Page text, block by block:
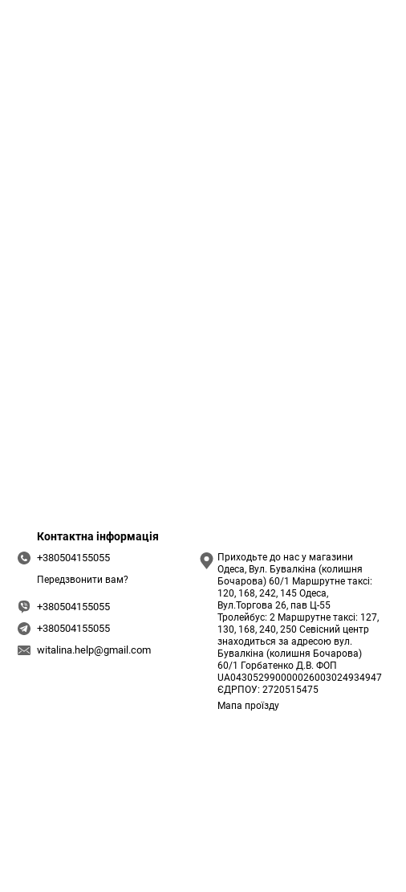
Контактна інформація
+380504155055
Передзвонити вам?
+380504155055
+380504155055
witalina.help@gmail.com
Приходьте до нас у магазини
Одеса, Вул. Бувалкіна (колишня
Бочарова) 60/1 Маршрутне таксі:
120, 168, 242, 145 Одеса,
Вул.Торгова 26, пав Ц-55
Тролейбус: 2 Маршрутне таксі: 127,
130, 168, 240, 250 Севісний центр
знаходиться за адресою вул.
Бувалкіна (колишня Бочарова)
60/1 Горбатенко Д.В. ФОП
UA043052990000026003024934947
ЄДРПОУ: 2720515475
Мапа проїзду